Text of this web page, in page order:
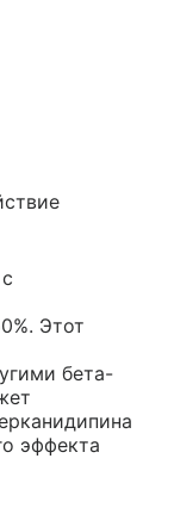
Этот
бета-
эффекта